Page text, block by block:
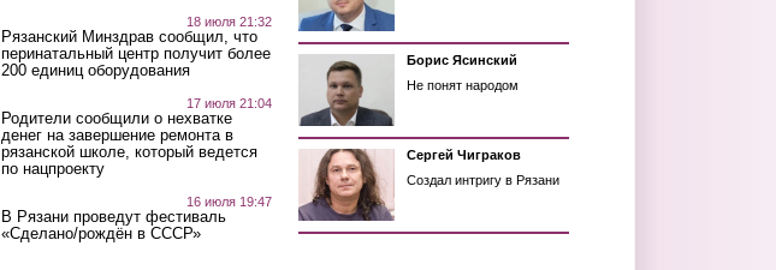
18 июля 21:32
Рязанский Минздрав сообщил, что
перинатальный центр получит более
200 единиц оборудования
17 июля 21:04
Родители сообщили о нехватке
денег на завершение ремонта в
рязанской школе, который ведется
по нацпроекту
16 июля 19:47
В Рязани проведут фестиваль
«Сделано/рождён в СССР»
Борис Ясинский
Не понят народом
Сергей Чиграков
Создал интригу в Рязани